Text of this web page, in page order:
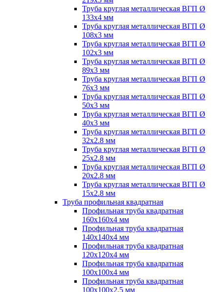
Труба круглая металлическая ВГП Ø
133х4 мм
Труба круглая металлическая ВГП Ø
108х3 мм
Труба круглая металлическая ВГП Ø
102х3 мм
Труба круглая металлическая ВГП Ø
89х3 мм
Труба круглая металлическая ВГП Ø
76х3 мм
Труба круглая металлическая ВГП Ø
50х3 мм
Труба круглая металлическая ВГП Ø
40х3 мм
Труба круглая металлическая ВГП Ø
32х2.8 мм
Труба круглая металлическая ВГП Ø
25х2.8 мм
Труба круглая металлическая ВГП Ø
20х2.8 мм
Труба круглая металлическая ВГП Ø
15х2.8 мм
Труба профильная квадратная
Профильная труба квадратная
160х160х4 мм
Профильная труба квадратная
140х140х4 мм
Профильная труба квадратная
120х120х4 мм
Профильная труба квадратная
100х100х4 мм
Профильная труба квадратная
100х100х2.5 мм